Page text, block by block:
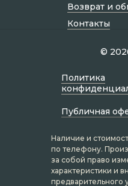
Возврат и
Контакты
©
Наличие и
по телефону.
за собой право
характеристики и
предварительного
Политик а
Публичная